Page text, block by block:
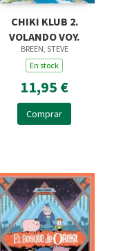
CHIKI KLUB 2.
VOLANDO VOY.
BREEN, STEVE
En stock
11,95 €
Comprar